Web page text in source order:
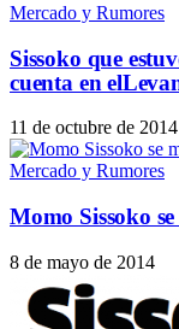
Mercado y Rumores
Sissoko que
cuenta en
11 de octubre de 2014
Mercado y Rumores
Momo Sissoko
8 de mayo de 2014